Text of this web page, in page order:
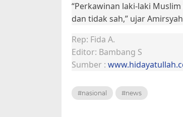
“Perkawinan laki-laki
dan tidak sah,” ujar
Rep: Fida A.
Editor: Bambang S
Sumber :
#nasional #news